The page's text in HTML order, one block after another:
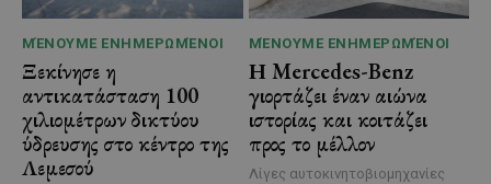
ΜΈΝΟΥΜΕ ΕΝΗΜΕΡΩΜΈΝΟΙ
Ξεκίνησε η
αντικατάσταση 100
χιλιομέτρων δικτύου
ύδρευσης στο κέντρο της
Λεμεσού
ΜΈΝΟΥΜΕ ΕΝΗΜΕΡΩΜΈΝΟΙ
Η Mercedes-Benz
γιορτάζει έναν αιώνα
ιστορίας και κοιτάζει
προς το μέλλον
Λίγες αυτοκινητοβιομηχανίες